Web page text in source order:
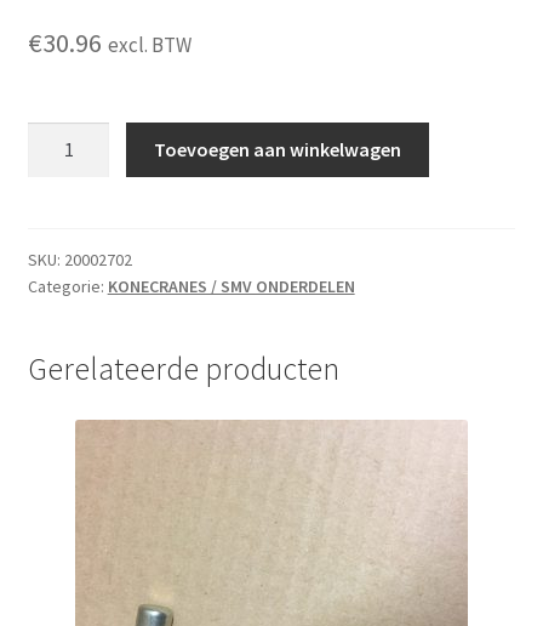
€30.96 excl. BTW
1
aantal
Toevoegen aan winkelwagen
SKU: 20002702
Categorie: KONECRANES / SMV ONDERDELEN
Gerelateerde producten